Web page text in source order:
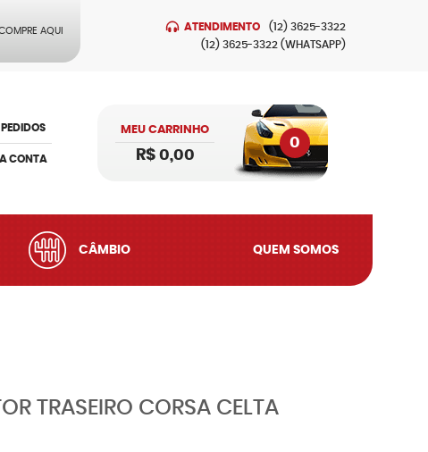
AQUI ATENDIMENTO (12) 3625-3322
(12) 3625-3322 (WHATSAPP)
PEDIDOS
CONTA
MEU CARRINHO
0
R$ 0,00
CÂMBIO QUEM SOMOS
TRASEIRO CORSA CELTA